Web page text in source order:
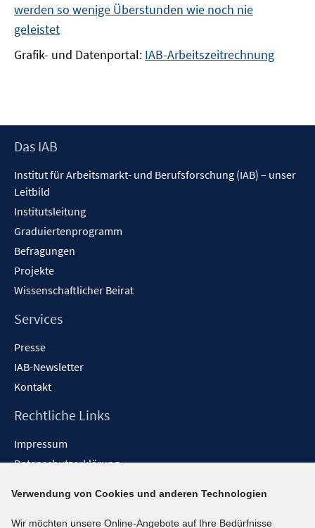
werden so wenige Überstunden wie noch nie
geleistet
Grafik- und Datenportal: IAB-Arbeitszeitrechnung
Footer
Das IAB
Institut für Arbeitsmarkt- und Berufsforschung (IAB) – unser
Leitbild
Institutsleitung
Graduiertenprogramm
Befragungen
Projekte
Wissenschaftlicher Beirat
Services
Presse
IAB-Newsletter
Kontakt
Rechtliche Links
Impressum
Datenschutzerklärung
Barrieren melden
Verwendung von Cookies und anderen Technologien
Wir möchten unsere Online-Angebote auf Ihre Bedürfnisse